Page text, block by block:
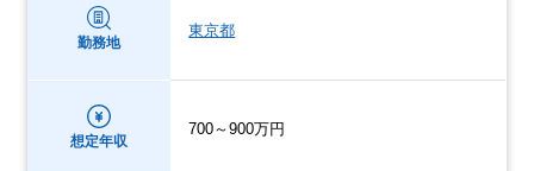
勤務地
東京都
想定年収
700～900万円